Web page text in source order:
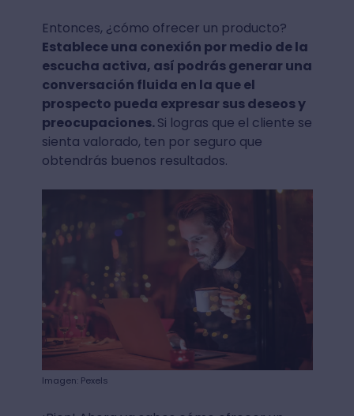
Entonces, ¿cómo ofrecer un producto?
Establece una conexión por medio de la
escucha activa, así podrás generar una
conversación fluida en la que el
prospecto pueda expresar sus deseos y
preocupaciones.Si logras que el cliente se
sienta valorado, ten por seguro que
obtendrás buenos resultados.
Imagen: Pexels